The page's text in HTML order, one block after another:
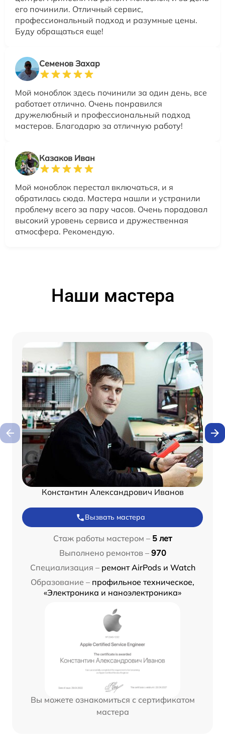
его починили. Отличный сервис,
профессиональный подход и разумные цены.
Буду обращаться еще!
Семенов Захар
Мой моноблок здесь починили за один день, все
работает отлично. Очень понравился
дружелюбный и профессиональный подход
мастеров. Благодарю за отличную работу!
Казаков Иван
Мой моноблок перестал включаться, и я
обратилась сюда. Мастера нашли и устранили
проблему всего за пару часов. Очень порадовал
высокий уровень сервиса и дружественная
атмосфера. Рекомендую.
Наши мастера
Константин Александрович Иванов
Вызвать мастера
Стаж работы мастером – 5 лет
Выполнено ремонтов – 970
Специализация – ремонт AirPods и Watch
Образование – профильное техническое,
«Электроника и наноэлектроника»
Вы можете ознакомиться с сертификатом
мастера